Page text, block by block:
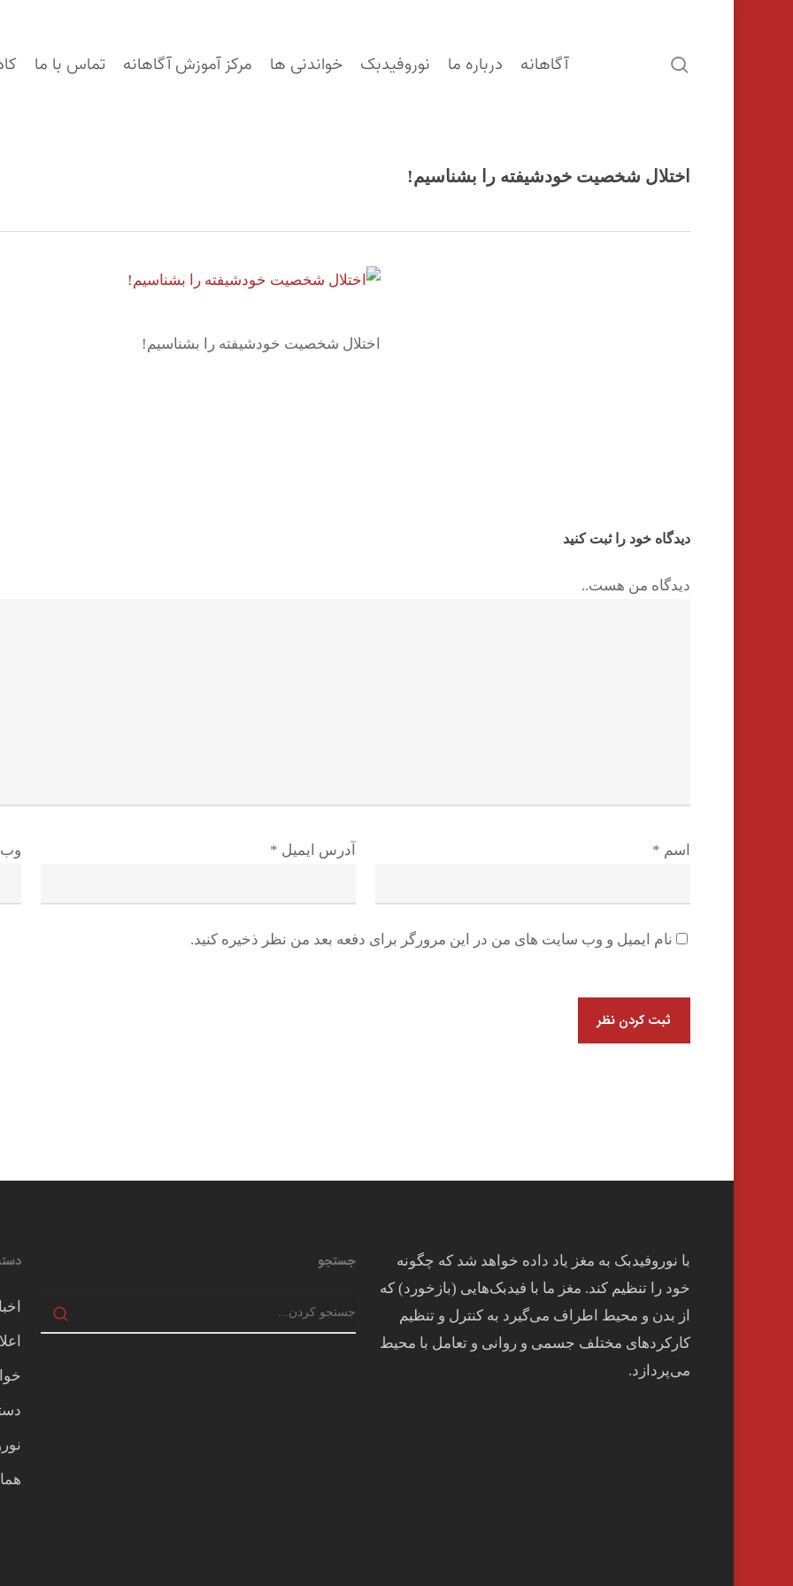
آگاهانه درباره ما نوروفیدبک خواندنی ها مرکز آموزش آگاهانه تماس با ما search
اختلال شخصیت خودشیفته را بشناسیم!
اختلال شخصیت خودشیفته را بشناسیم!
دیدگاه خود را ثبت کنید
دیدگاه من هست..
اسم * آدرس ایمیل *
نام ایمیل و وب سایت های من در این مرورگر برای دفعه بعد من نظر ذخیره کنید.
جستجو
با نوروفیدبک به مغز ياد داده خواهد شد كه چگونه
خود را تنظيم كند. مغز ما با فيدبک‌هايی (بازخورد) که
از بدن و محيط اطراف می‌گيرد به کنترل و تنظيم
کارکردهای مختلف جسمی و روانی و تعامل با محيط
می‌پردازد.